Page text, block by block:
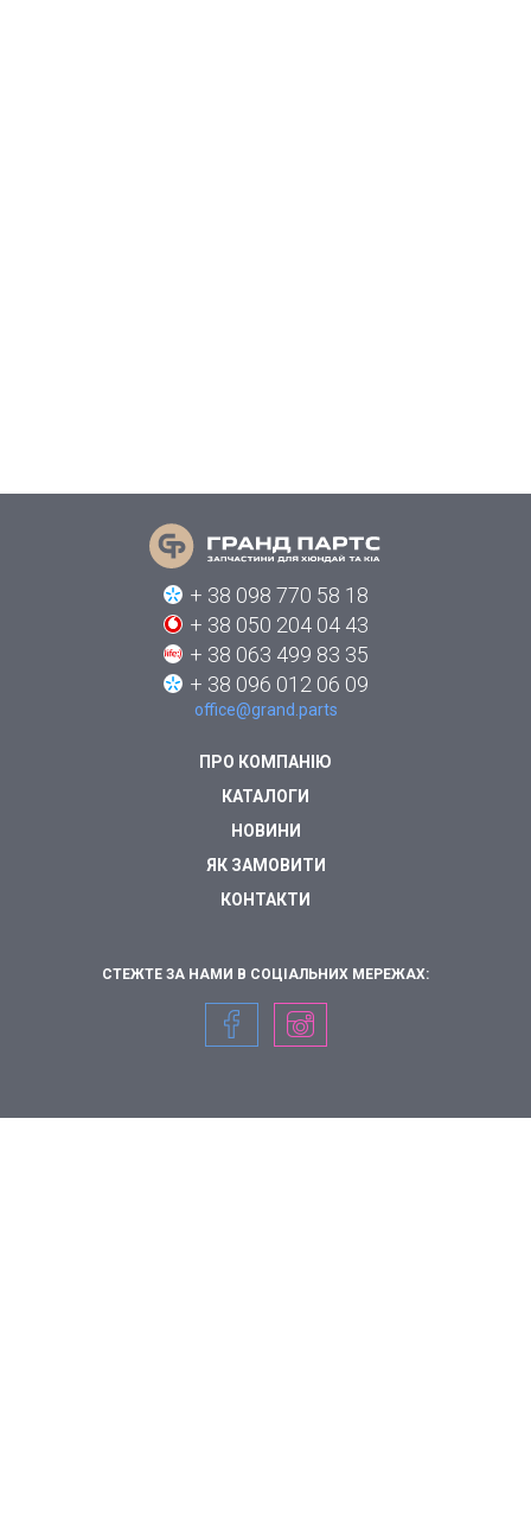
ПРО КОМПАНІЮ
КАТАЛОГИ
НОВИНИ
ЯК ЗАМОВИТИ
КОНТАКТИ
+ 38 098 770 58 18
+ 38 050 204 04 43
+ 38 063 499 83 35
+ 38 096 012 06 09
office@grand.parts
СТЕЖТЕ ЗА НАМИ В СОЦІАЛЬНИХ МЕРЕЖАХ: